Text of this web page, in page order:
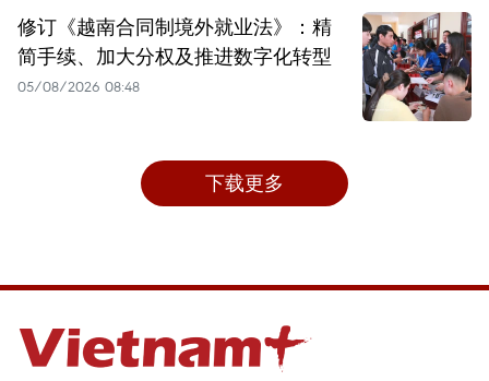
修订《越南合同制境外就业法》：精
简手续、加大分权及推进数字化转型
05/08/2026 08:48
下载更多